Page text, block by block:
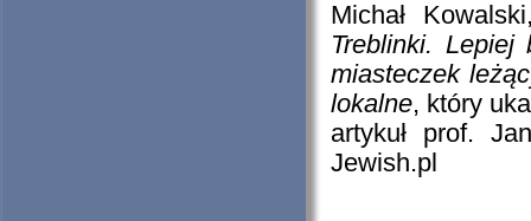
Michał
Treblinki. Lepiej
miasteczek
lokalne, który
artykuł prof.
Jewish.pl